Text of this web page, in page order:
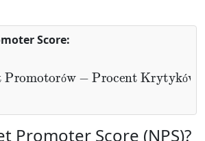
Score:
ó ó
Procent Krytyków
Promoter Score (NPS)?